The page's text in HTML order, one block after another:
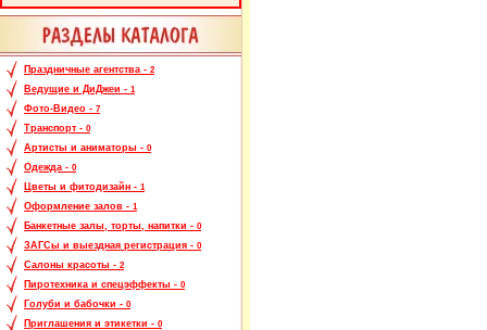
Праздничные агентства - 2
Ведущие и ДиДжеи - 1
Фото-Видео - 7
Транспорт - 0
Артисты и аниматоры - 0
Одежда - 0
Цветы и фитодизайн - 1
Оформление залов - 1
Банкетные залы, торты, напитки - 0
ЗАГСы и выездная регистрация - 0
Салоны красоты - 2
Пиротехника и спецэффекты - 0
Голуби и бабочки - 0
Приглашения и этикетки - 0